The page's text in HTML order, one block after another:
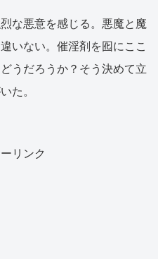
な悪意を感じる。悪魔と魔
いない。催淫剤を囮にここ
うだろうか？そう決めて立
た。
リンク